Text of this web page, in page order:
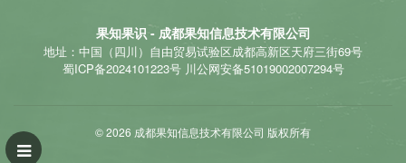
果知果识 - 成都果知信息技术有限公司
地址：中国（四川）自由贸易试验区成都高新区天府三街69号
蜀ICP备2024101223号 川公网安备51019002007294号
© 2026 成都果知信息技术有限公司 版权所有